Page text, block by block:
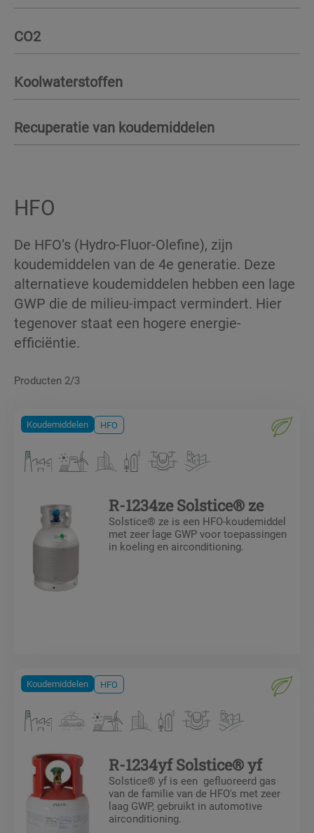
CO2
Koolwaterstoffen
Recuperatie van koudemiddelen
HFO
De HFO’s (Hydro-Fluor-Olefine), zijn
koudemiddelen van de 4e generatie. Deze
alternatieve koudemiddelen hebben een lage
GWP die de milieu-impact vermindert. Hier
tegenover staat een hogere energie-
efficiëntie.
Producten 2/3
Koudemiddelen HFO
R-1234ze Solstice® ze
Solstice® ze is een HFO-koudemiddel
met zeer lage GWP voor toepassingen
in koeling en airconditioning.
Koudemiddelen HFO
R-1234yf Solstice® yf
Solstice® yf is een gefluoreerd gas
van de familie van de HFO's met zeer
laag GWP, gebruikt in automotive
airconditioning.